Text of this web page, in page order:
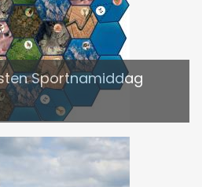
Sportnamiddag